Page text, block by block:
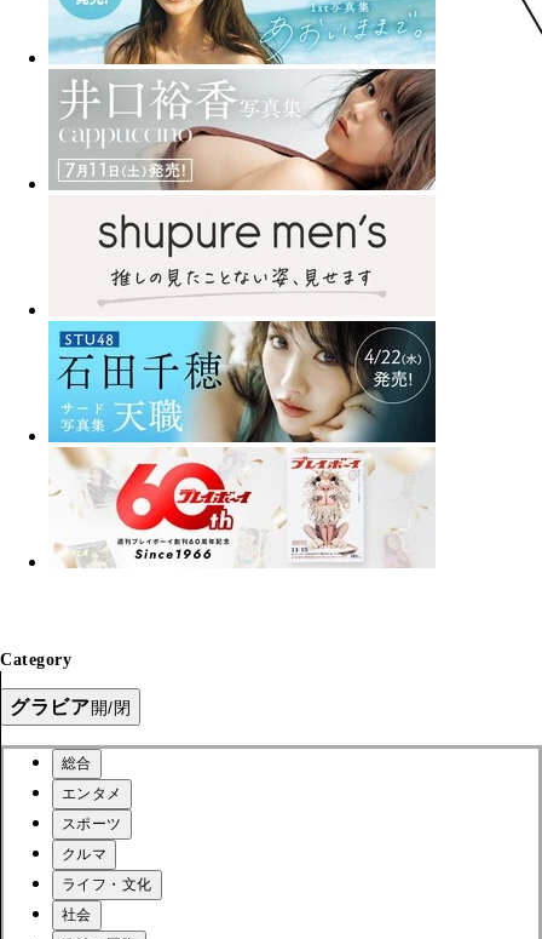
Category
グラビア開/閉
総合
エンタメ
スポーツ
クルマ
ライフ・文化
社会